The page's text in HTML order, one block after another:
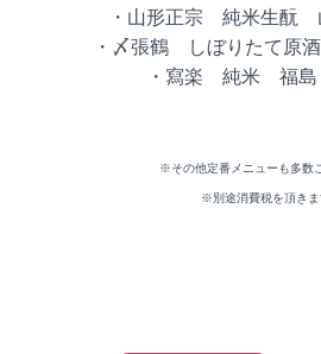
・山形正宗 純米生酛
・〆張鶴 しぼりたて
・寫楽 純米 福
※その他定番メニューも多数
※別途消費税を頂き